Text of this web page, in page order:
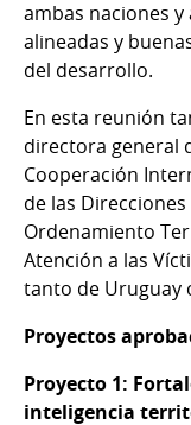
ambas naciones
alineadas y
del desarrollo.
En esta reunión
directora general
Cooperación
de las
Ordenamiento
Atención a las
tanto de Uruguay
Proyectos
Proyecto 1:
inteligencia